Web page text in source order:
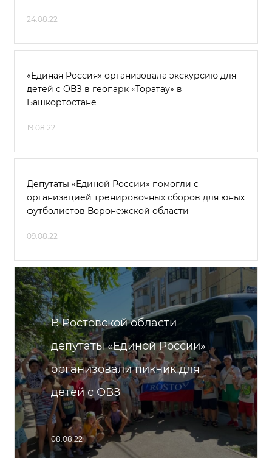
24.08.22
«Единая Россия» организовала экскурсию для
детей с ОВЗ в геопарк «Торатау» в
Башкортостане
19.08.22
Депутаты «Единой России» помогли с
организацией тренировочных сборов для юных
футболистов Воронежской области
09.08.22
В Ростовской области
депутаты «Единой России»
организовали пикник для
детей с ОВЗ
08.08.22